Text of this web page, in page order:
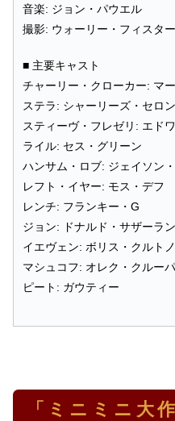
音楽: ジョン・パウエル
撮影: ウォーリー・フィスター
■ 主要キャスト
チャーリー・クローカー: マ
ステラ: シャーリーズ・セロン
スティーヴ・フレゼリ: エド
ライル: セス・グリーン
ハンサム・ロブ: ジェイソン
レフト・イヤー: モス・デフ
レンチ: フランキー・G
ジョン: ドナルド・サザーラ
イエヴェン: ボリス・クルト
マシュコフ: オレク・クルーパ
ピート: ガウティー
「ミニミニ大